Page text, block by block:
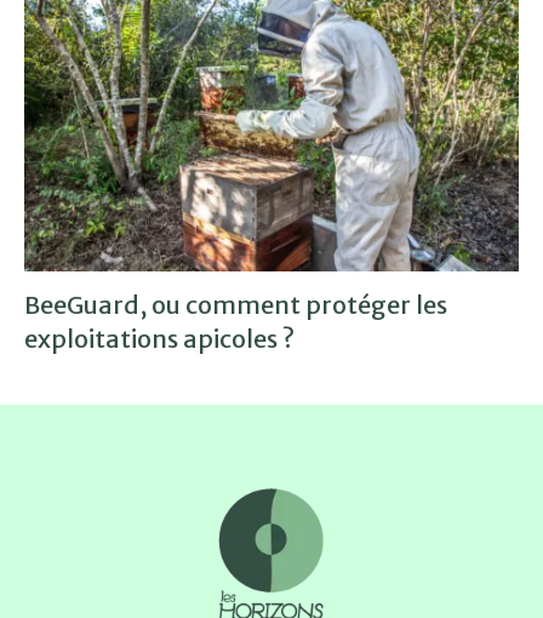
BeeGuard, ou comment protéger les
exploitations apicoles ?